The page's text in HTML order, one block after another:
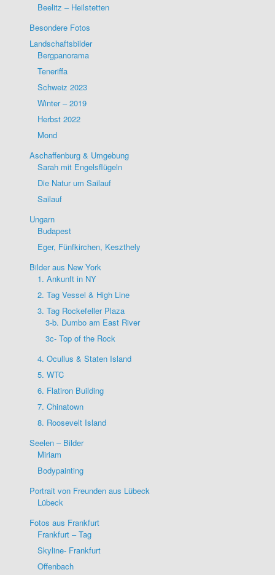
Beelitz – Heilstetten
Besondere Fotos
Landschaftsbilder
Bergpanorama
Teneriffa
Schweiz 2023
Winter – 2019
Herbst 2022
Mond
Aschaffenburg & Umgebung
Sarah mit Engelsflügeln
Die Natur um Sailauf
Sailauf
Ungarn
Budapest
Eger, Fünfkirchen, Keszthely
Bilder aus New York
1. Ankunft in NY
2. Tag Vessel & High Line
3. Tag Rockefeller Plaza
3-b. Dumbo am East River
3c- Top of the Rock
4. Ocullus & Staten Island
5. WTC
6. Flatiron Building
7. Chinatown
8. Roosevelt Island
Seelen – Bilder
Miriam
Bodypainting
Portrait von Freunden aus Lübeck
Lübeck
Fotos aus Frankfurt
Frankfurt – Tag
Skyline- Frankfurt
Offenbach